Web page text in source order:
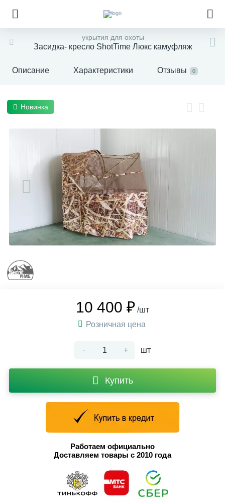
укрытия для охоты
Засидка- кресло ShotTime Люкс камуфляж
Описание Характеристики Отзывы 0
Новинка
10 400 ₽ /шт
Розничная цена
- + шт
Купить
Работаем официально
Доставляем товары с 2010 года